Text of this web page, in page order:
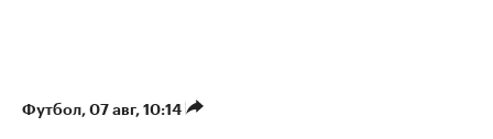
Футбол⁠, 07 авг, 10:14